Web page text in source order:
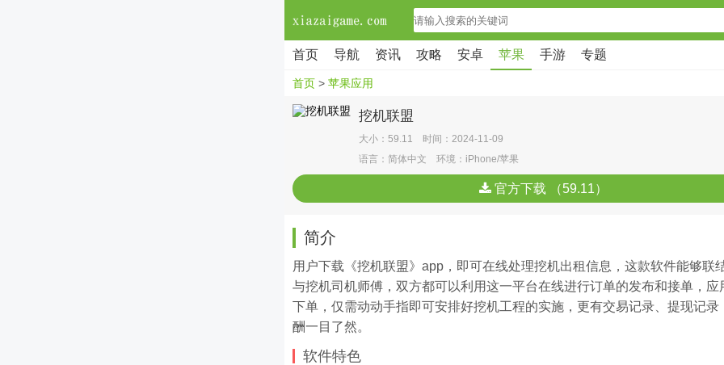
首页 导航 资讯 攻略 安卓 苹果 手游 专题
首页 > 苹果应用
挖机联盟
大小：59.11 时间：2024-11-09
语言：简体中文 环境：iPhone/苹果
官方下载 （59.11）
简介
用户下载《挖机联盟》app，即可在线处理挖机出租信息，这款软件能够联
与挖机司机师傅，双方都可以利用这一平台在线进行订单的发布和接单，应
下单，仅需动动手指即可安排好挖机工程的实施，更有交易记录、提现记录
酬一目了然。
软件特色